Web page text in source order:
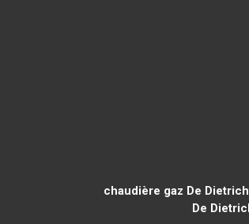
chaudière gaz De
De